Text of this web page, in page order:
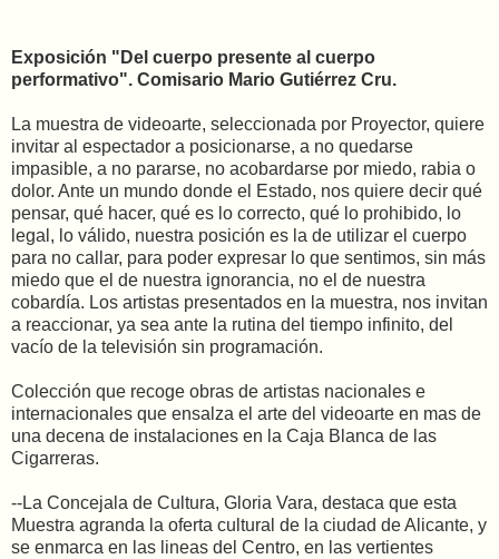
Exposición "Del cuerpo presente al cuerpo
performativo". Comisario Mario Gutiérrez Cru.
La muestra de videoarte, seleccionada por Proyector, quiere
invitar al espectador a posicionarse, a no quedarse
impasible, a no pararse, no acobardarse por miedo, rabia o
dolor. Ante un mundo donde el Estado, nos quiere decir qué
pensar, qué hacer, qué es lo correcto, qué lo prohibido, lo
legal, lo válido, nuestra posición es la de utilizar el cuerpo
para no callar, para poder expresar lo que sentimos, sin más
miedo que el de nuestra ignorancia, no el de nuestra
cobardía. Los artistas presentados en la muestra, nos invitan
a reaccionar, ya sea ante la rutina del tiempo infinito, del
vacío de la televisión sin programación.
Colección que recoge obras de artistas nacionales e
internacionales que ensalza el arte del videoarte en mas de
una decena de instalaciones en la Caja Blanca de las
Cigarreras.
--La Concejala de Cultura, Gloria Vara, destaca que esta
Muestra agranda la oferta cultural de la ciudad de Alicante, y
se enmarca en las lineas del Centro, en las vertientes